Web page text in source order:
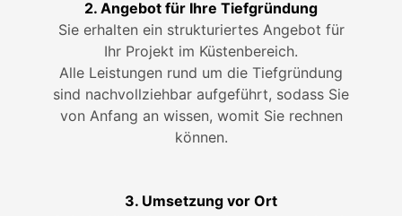
2. Angebot für Ihre Tiefgründung
Sie erhalten ein strukturiertes Angebot für
Ihr Projekt im Küstenbereich.
Alle Leistungen rund um die Tiefgründung
sind nachvollziehbar aufgeführt, sodass Sie
von Anfang an wissen, womit Sie rechnen
können.
3. Umsetzung vor Ort